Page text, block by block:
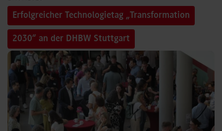
Erfolgreicher Technologietag „Transformation
2030“ an der DHBW Stuttgart